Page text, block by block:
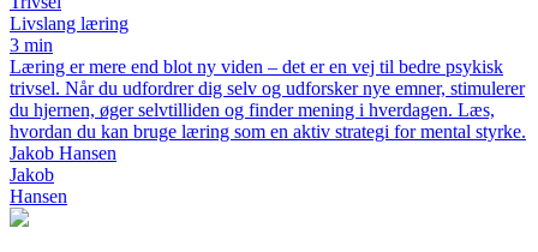
Livslang læring
3 min
Læring er mere end blot ny viden – det er en vej til bedre psykisk
trivsel. Når du udfordrer dig selv og udforsker nye emner, stimulerer
du hjernen, øger selvtilliden og finder mening i hverdagen. Læs,
hvordan du kan bruge læring som en aktiv strategi for mental styrke.
Jakob Hansen
Jakob
Hansen